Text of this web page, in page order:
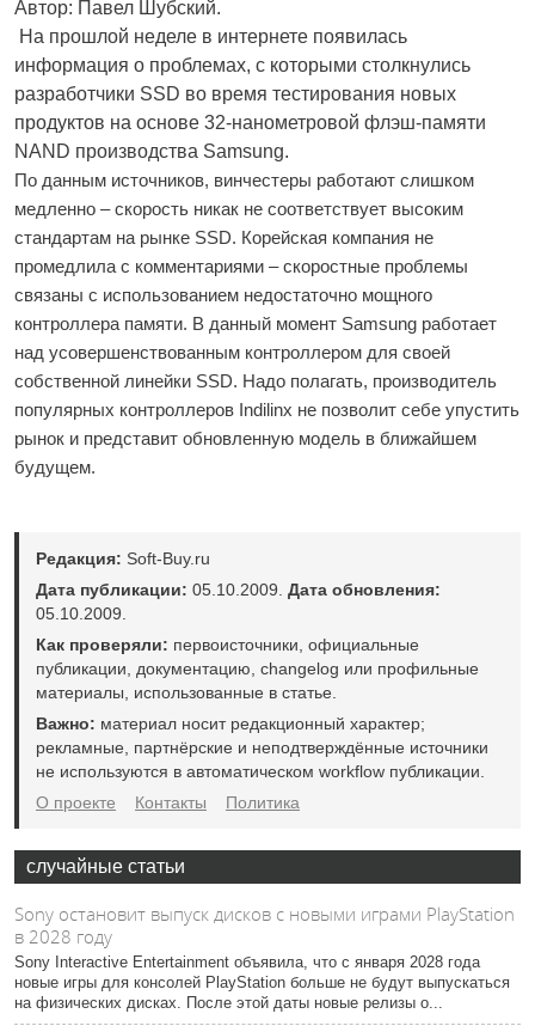
Автор: Павел Шубский.
На прошлой неделе в интернете появилась
информация о проблемах, с которыми столкнулись
разработчики SSD во время тестирования новых
продуктов на основе 32-нанометровой флэш-памяти
NAND производства Samsung.
По данным источников, винчестеры работают слишком
медленно – скорость никак не соответствует высоким
стандартам на рынке SSD. Корейская компания не
промедлила с комментариями – скоростные проблемы
связаны с использованием недостаточно мощного
контроллера памяти. В данный момент Samsung работает
над усовершенствованным контроллером для своей
собственной линейки SSD. Надо полагать, производитель
популярных контроллеров Indilinx не позволит себе упустить
рынок и представит обновленную модель в ближайшем
будущем.
Редакция: Soft-Buy.ru
Дата публикации: 05.10.2009. Дата обновления:
05.10.2009.
Как проверяли: первоисточники, официальные
публикации, документацию, changelog или профильные
материалы, использованные в статье.
Важно: материал носит редакционный характер;
рекламные, партнёрские и неподтверждённые источники
не используются в автоматическом workflow публикации.
О проекте
Контакты Политика
случайные статьи
Sony остановит выпуск дисков с новыми играми PlayStation
в 2028 году
Sony Interactive Entertainment объявила, что с января 2028 года
новые игры для консолей PlayStation больше не будут выпускаться
на физических дисках. После этой даты новые релизы о...